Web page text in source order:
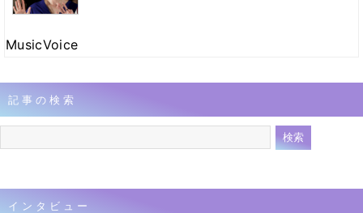
MusicVoice
記事の検索
インタビュー